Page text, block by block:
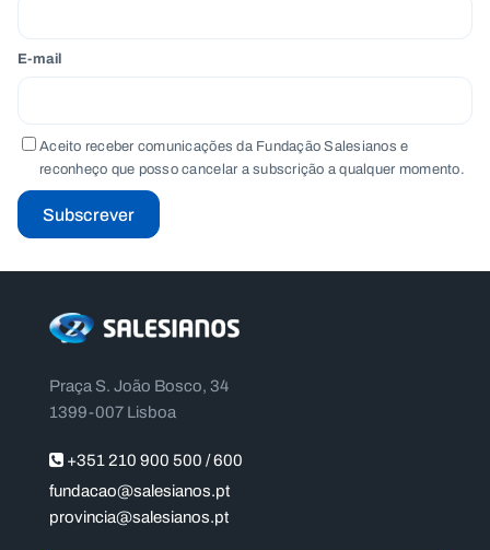
E-mail
Aceito receber comunicações da Fundação Salesianos e
reconheço que posso cancelar a subscrição a qualquer momento.
Subscrever
Praça S. João Bosco, 34
1399-007 Lisboa
+351 210 900 500 / 600
fundacao@salesianos.pt
provincia@salesianos.pt
e
d
n
a
o
s
N
w
s
e
r